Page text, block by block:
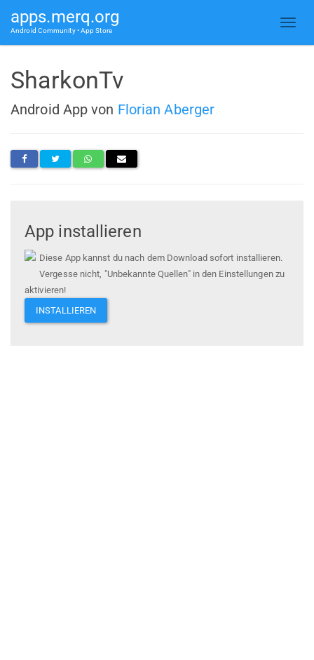
apps.merq.org
Android Community • App Store
SharkonTv
Android App von Florian Aberger
App installieren
Diese App kannst du nach dem Download sofort installieren.
Vergesse nicht, "Unbekannte Quellen" in den Einstellungen zu
aktivieren!
INSTALLIEREN